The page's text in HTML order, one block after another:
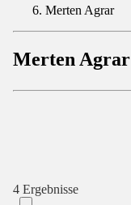
Merten Agrar
Merten Agrar
4 Ergebnisse